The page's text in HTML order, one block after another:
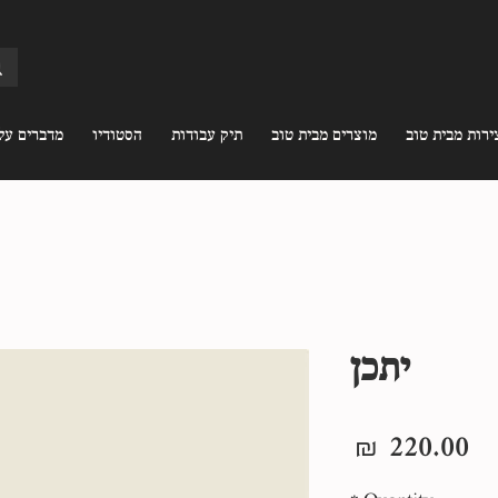
מדברים הסטודיו תיק עבודות מוצרים מבית טוב מבית טוב
יתכן
220.00 ₪